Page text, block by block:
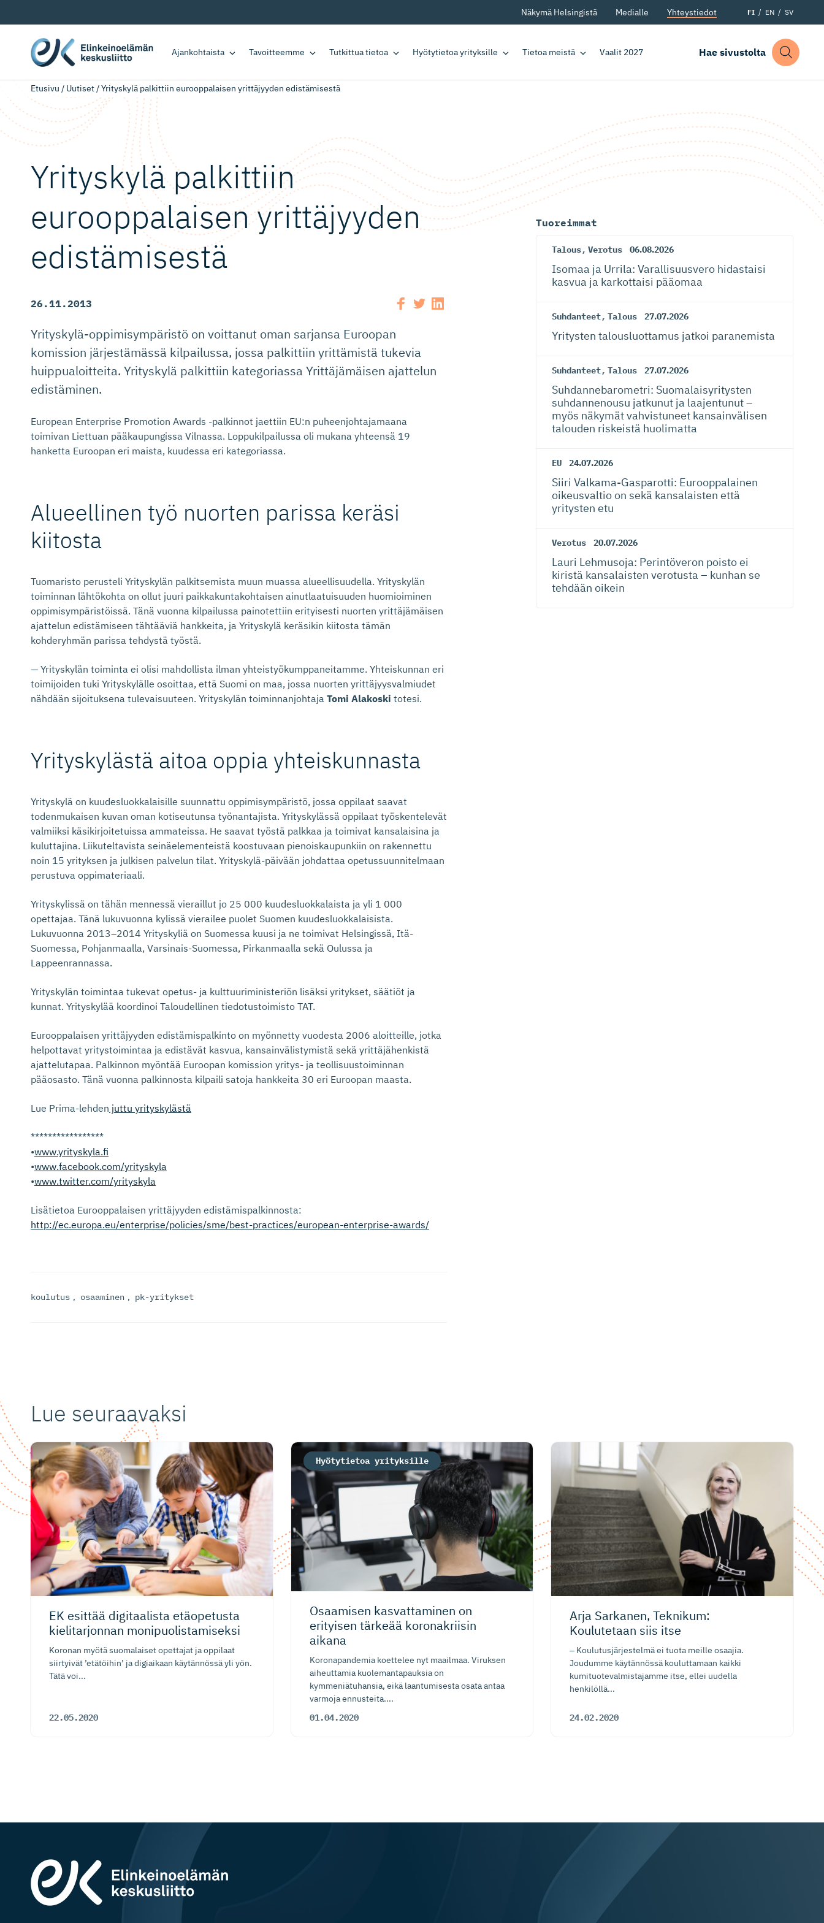
Näkymä Helsingistä Medialle Yhteystiedot FI EN SV
Ajankohtaista Tavoitteemme Tutkittua tietoa Hyötytietoa yrityksille Tietoa meistä Vaalit 2027 Hae sivustolta
Etusivu / Uutiset/Yrityskylä palkittiin eurooppalaisen yrittäjyyden edistämisestä
Yrityskylä palkittiin
eurooppalaisen yrittäjyyden
edistämisestä
26.11.2013
Yrityskylä-oppimisympäristö on voittanut oman sarjansa Euroopan
komission järjestämässä kilpailussa, jossa palkittiin yrittämistä tukevia
huippualoitteita. Yrityskylä palkittiin kategoriassa Yrittäjämäisen ajattelun
edistäminen.
European Enterprise Promotion Awards -palkinnot jaettiin EU:n puheenjohtajamaana
toimivan Liettuan pääkaupungissa Vilnassa. Loppukilpailussa oli mukana yhteensä 19
hanketta Euroopan eri maista, kuudessa eri kategoriassa.
Alueellinen työ nuorten parissa keräsi
kiitosta
Tuomaristo perusteli Yrityskylän palkitsemista muun muassa alueellisuudella. Yrityskylän
toiminnan lähtökohta on ollut juuri paikkakuntakohtaisen ainutlaatuisuuden huomioiminen
oppimisympäristöissä. Tänä vuonna kilpailussa painotettiin erityisesti nuorten yrittäjämäisen
ajattelun edistämiseen tähtääviä hankkeita, ja Yrityskylä keräsikin kiitosta tämän
kohderyhmän parissa tehdystä työstä.
— Yrityskylän toiminta ei olisi mahdollista ilman yhteistyökumppaneitamme. Yhteiskunnan eri
toimijoiden tuki Yrityskylälle osoittaa, että Suomi on maa, jossa nuorten yrittäjyysvalmiudet
nähdään sijoituksena tulevaisuuteen. Yrityskylän toiminnanjohtaja Tomi Alakoski totesi.
Yrityskylästä aitoa oppia yhteiskunnasta
Yrityskylä on kuudesluokkalaisille suunnattu oppimisympäristö, jossa oppilaat saavat
todenmukaisen kuvan oman kotiseutunsa työnantajista. Yrityskylässä oppilaat työskentelevät
valmiiksi käsikirjoitetuissa ammateissa. He saavat työstä palkkaa ja toimivat kansalaisina ja
kuluttajina. Liikuteltavista seinäelementeistä koostuvaan pienoiskaupunkiin on rakennettu
noin 15 yrityksen ja julkisen palvelun tilat. Yrityskylä-päivään johdattaa opetussuunnitelmaan
perustuva oppimateriaali.
Yrityskylissä on tähän mennessä vieraillut jo 25 000 kuudesluokkalaista ja yli 1 000
opettajaa. Tänä lukuvuonna kylissä vierailee puolet Suomen kuudesluokkalaisista.
Lukuvuonna 2013–2014 Yrityskyliä on Suomessa kuusi ja ne toimivat Helsingissä, Itä-
Suomessa, Pohjanmaalla, Varsinais-Suomessa, Pirkanmaalla sekä Oulussa ja
Lappeenrannassa.
Yrityskylän toimintaa tukevat opetus- ja kulttuuriministeriön lisäksi yritykset, säätiöt ja
kunnat. Yrityskylää koordinoi Taloudellinen tiedotustoimisto TAT.
Eurooppalaisen yrittäjyyden edistämispalkinto on myönnetty vuodesta 2006 aloitteille, jotka
helpottavat yritystoimintaa ja edistävät kasvua, kansainvälistymistä sekä yrittäjähenkistä
ajattelutapaa. Palkinnon myöntää Euroopan komission yritys- ja teollisuustoiminnan
pääosasto. Tänä vuonna palkinnosta kilpaili satoja hankkeita 30 eri Euroopan maasta.
Lue Prima-lehden juttu yrityskylästä
*****************
•www.yrityskyla.fi
•www.facebook.com/yrityskyla
•www.twitter.com/yrityskyla
Lisätietoa Eurooppalaisen yrittäjyyden edistämispalkinnosta:
http://ec.europa.eu/enterprise/policies/sme/best-practices/european-enterprise-awards/
koulutus , osaaminen , pk-yritykset
Tuoreimmat
Talous, Verotus 06.08.2026
Isomaa ja Urrila: Varallisuusvero hidastaisi
kasvua ja karkottaisi pääomaa
Suhdanteet, Talous 27.07.2026
Yritysten talousluottamus jatkoi paranemista
Suhdanteet, Talous 27.07.2026
Suhdanneba­ro­metri: Suomalaisy­ri­tysten
suhdannenousu jatkunut ja laajentunut –
myös näkymät vahvistuneet kansainvälisen
talouden riskeistä huolimatta
EU 24.07.2026
Siiri Valkama-Gas­pa­rotti: Eurooppalainen
oikeusvaltio on sekä kansalaisten että
yritysten etu
Verotus 20.07.2026
Lauri Lehmusoja: Perintöveron poisto ei
kiristä kansalaisten verotusta – kunhan se
tehdään oikein
Lue seuraavaksi
EK esittää digitaalista etäopetusta
kielitarjonnan monipuolis­ta­miseksi
Koronan myötä suomalaiset opettajat ja oppilaat
siirtyivät ’etätöihin’ ja digiaikaan käytännössä yli yön.
Tätä voi...
22.05.2020
Osaamisen kasvattaminen on
erityisen tärkeää koronakriisin
aikana
Koronapandemia koettelee nyt maailmaa. Viruksen
aiheuttamia kuolemantapauksia on
kymmeniätuhansia, eikä laantumisesta osata antaa
varmoja ennusteita....
01.04.2020
Hyötytietoa yrityksille
Arja Sarkanen, Teknikum:
Koulutetaan siis itse
‒ Koulutusjärjestelmä ei tuota meille osaajia.
Joudumme käytännössä kouluttamaan kaikki
kumituotevalmistajamme itse, ellei uudella
henkilöllä...
24.02.2020